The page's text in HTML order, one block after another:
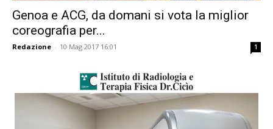
Genoa e ACG, da domani si vota la miglior
coreografia per...
Redazione - 10 Mag 2017 16:01 1